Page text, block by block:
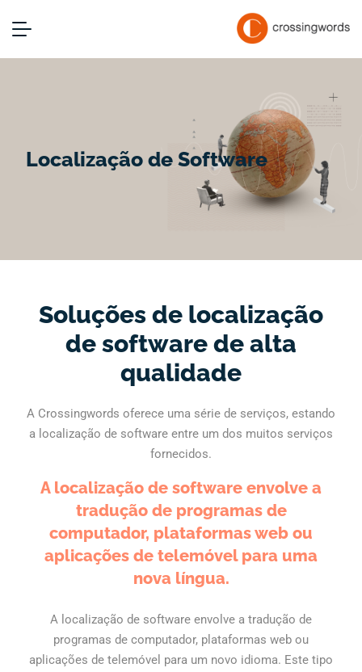
Localização de Software
Soluções de localização
de software de alta
qualidade
A Crossingwords oferece uma série de serviços, estando
a localização de software entre um dos muitos serviços
fornecidos.
A localização de software envolve a
tradução de programas de
computador, plataformas web ou
aplicações de telemóvel para uma
nova língua.
A localização de software envolve a tradução de
programas de computador, plataformas web ou
aplicações de telemóvel para um novo idioma. Este tipo